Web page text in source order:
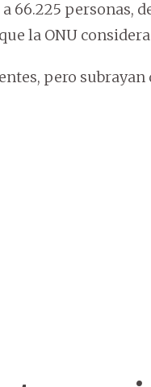
personas,
la ONU
pero subrayan